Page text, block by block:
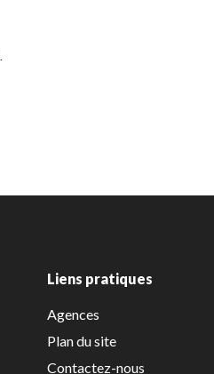
Liens pratiques
Agences
Plan du site
Contactez-nous